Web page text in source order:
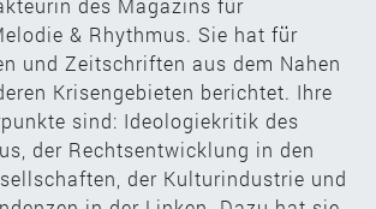
& Rhythmus. Sie hat für
und Zeitschriften aus dem Nahen
Krisengebieten berichtet. Ihre
sind: Ideologiekritik des
der Rechtsentwicklung in den
der Kulturindustrie und